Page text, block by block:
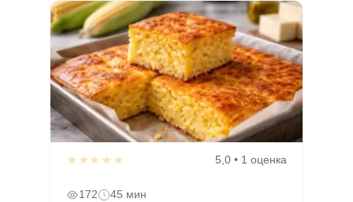
★★★★★ 5,0 • 1 оценка
172 45 мин